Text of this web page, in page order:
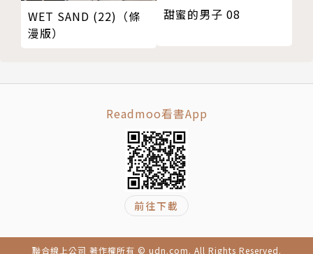
WET SAND (22)（條
漫版）
甜蜜的男子 08
Readmoo看書App
前往下載
聯合線上公司 著作權所有 © udn.com. All Rights Reserved.